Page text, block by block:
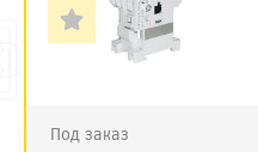
Под заказ